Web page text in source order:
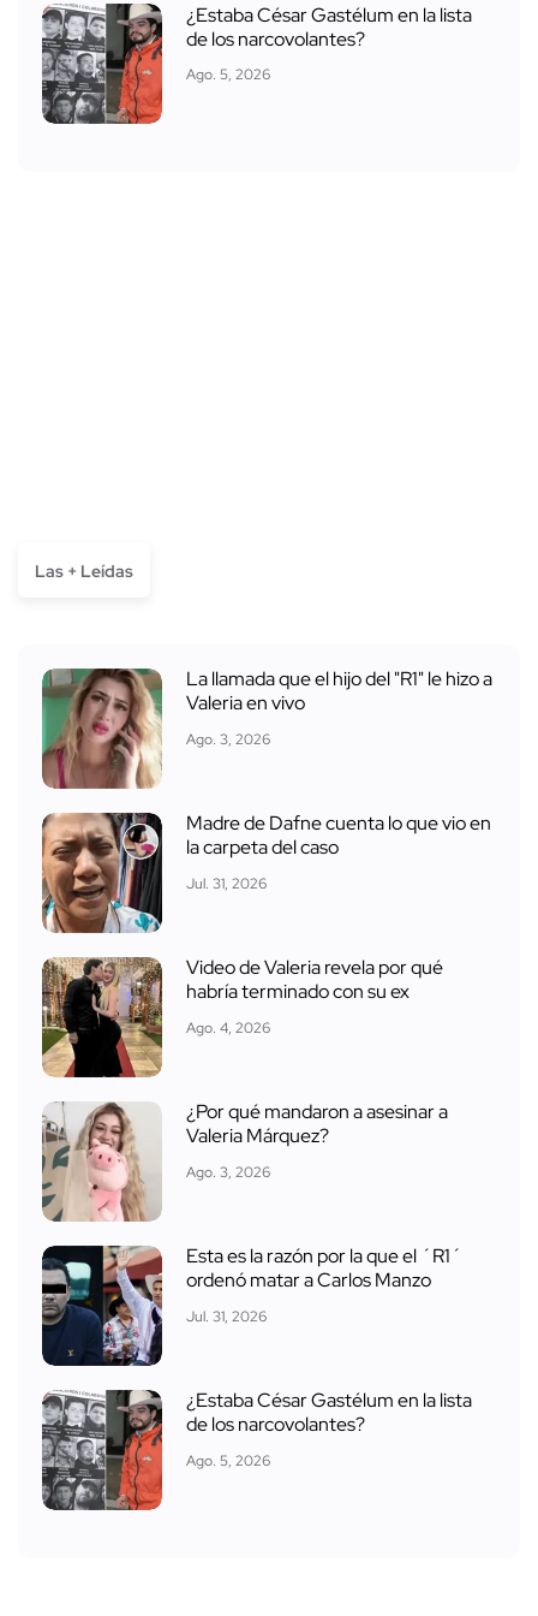
¿Estaba César Gastélum en la lista
de los narcovolantes?
Ago. 5, 2026
Las + Leídas
La llamada que el hijo del "R1" le hizo a
Valeria en vivo
Ago. 3, 2026
Madre de Dafne cuenta lo que vio en
la carpeta del caso
Jul. 31, 2026
Video de Valeria revela por qué
habría terminado con su ex
Ago. 4, 2026
¿Por qué mandaron a asesinar a
Valeria Márquez?
Ago. 3, 2026
Esta es la razón por la que el ´R1´
ordenó matar a Carlos Manzo
Jul. 31, 2026
¿Estaba César Gastélum en la lista
de los narcovolantes?
Ago. 5, 2026